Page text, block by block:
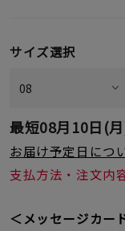
価格
在庫
サイズ選択
最短08月10日(
お届け予定日につ
支払方法・注文内
＜メッセージカー